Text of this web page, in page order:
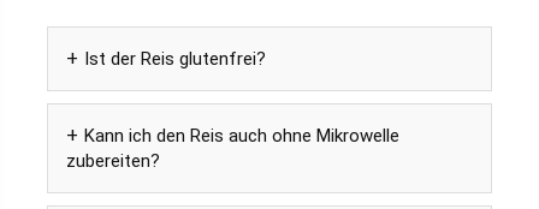
Ist der Reis glutenfrei?
Kann ich den Reis auch ohne Mikrowelle
zubereiten?